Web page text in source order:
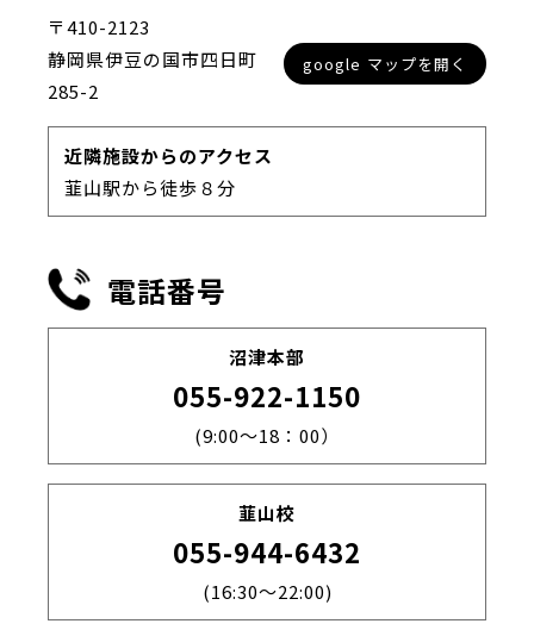
〒410-2123
静岡県伊豆の国市四日町
285-2
google マップを開く
近隣施設からのアクセス
韮山駅から徒歩８分
電話番号
沼津本部
055-922-1150
(9:00～18：00）
韮山校
055-944-6432
(16:30～22:00)